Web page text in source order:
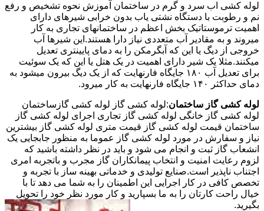
لوله کشی اب سرد و گرم در ساختمان آموزش نحوه تشخیص و رفع
نم و رطوبت با دستگاه نشتی یاب بدون خرابی شیرهای دارای
اهمیت ترموستاتیک بخش اعظم در ساختمانهای تجاری به کار
میروند و به مقادیر آب متعددی نیاز دارا هستند.این شیرها آب
خروجی از دیگ یا این که آبگرمکن را به دمای پایینتری تعدیل
میکنند.مثلا یک شیر دارای اهمیت در یک هتل یا این که یک سوئیت
برای تعدیل آب ۱۸۰ جایگاه فارنهایت که از یک دیگ بیرون میشود به
دمای حداکثر ۱۴۰ جایگاه فارنهایت به کار میرود.
لوله کشی گاز ساختمان:لوله کشی گاز لوله کشی گازساختمان
لوله کشی گاز خانگی لوله کشی گاز تجاری اجرای لوله کشی گاز
ساختمان قیمت لوله کشی گاز قیمت متری لوله کشی گاز بیشترین
نیاز و سفارش در مورد لوله کشی گاز عموما به منظور جابجایی یک
انشعاب گاز ثبت و انجام می شود و باید در نظر داشته باشید که
لزوم رعایت امنیت و انتخاب پیمانکاران گاز مجرب و باتجربه امری
اجتناب ناپذیر است.صنایع تولیدی و خدماتی بهینه ساز با تجربه و
تخصص کافی در کار اجرایی این اطمینان را به شما می دهد تا با
خیال راحت کارتان را به ما بسپارید و کار مورد نظر خود را تحویل
بگیرید.